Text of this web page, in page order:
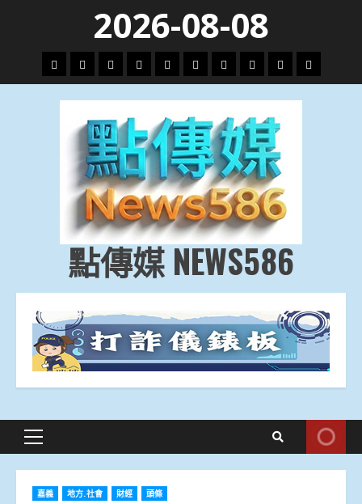
content
2026-08-08
頭
條
財
經
地
方.
會
文
教.
技
專
題
娛
樂
劇
政
治
國
際
運
動
生
活
點傳媒 NEWS586
Primary
嘉義 地方.社會 財經 頭條